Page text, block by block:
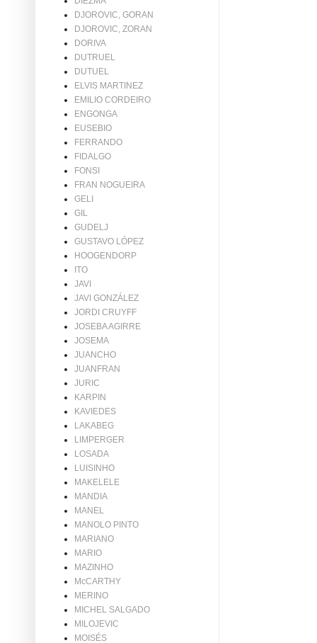
DJOROVIC, GORAN
DJOROVIC, ZORAN
DORIVA
DUTRUEL
DUTUEL
ELVIS MARTINEZ
EMILIO CORDEIRO
ENGONGA
EUSEBIO
FERRANDO
FIDALGO
FONSI
FRAN NOGUEIRA
GELI
GIL
GUDELJ
GUSTAVO LÓPEZ
HOOGENDORP
ITO
JAVI
JAVI GONZÁLEZ
JORDI CRUYFF
JOSEBA AGIRRE
JOSEMA
JUANCHO
JUANFRAN
JURIC
KARPIN
KAVIEDES
LAKABEG
LIMPERGER
LOSADA
LUISINHO
MAKELELE
MANDIA
MANEL
MANOLO PINTO
MARIANO
MARIO
MAZINHO
McCARTHY
MERINO
MICHEL SALGADO
MILOJEVIC
MOISÉS